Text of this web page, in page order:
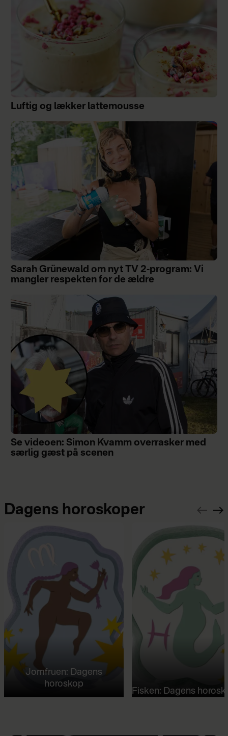
Luftig og lækker lattemousse
Sarah Grünewald om nyt TV 2-program: Vi
mangler respekten for de ældre
Se videoen: Simon Kvamm overrasker med
særlig gæst på scenen
Dagens horoskoper
Jomfruen: Dagens
horoskop
Fisken: Dagens